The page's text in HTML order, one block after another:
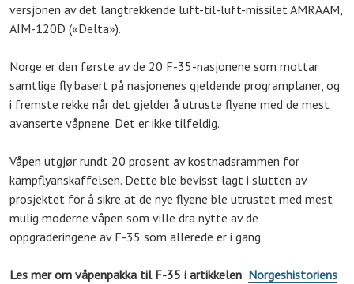
versjonen av det langtrekkende luft-til-luft-missilet AMRAAM,
AIM-120D («Delta»).
Norge er den første av de 20 F-35-nasjonene som mottar
samtlige fly basert på nasjonenes gjeldende programplaner, og
i fremste rekke når det gjelder å utruste flyene med de mest
avanserte våpnene. Det er ikke tilfeldig.
Våpen utgjør rundt 20 prosent av kostnadsrammen for
kampflyanskaffelsen. Dette ble bevisst lagt i slutten av
prosjektet for å sikre at de nye flyene ble utrustet med mest
mulig moderne våpen som ville dra nytte av de
oppgraderingene av F-35 som allerede er i gang.
Les mer om våpenpakka til F-35 i artikkelen Norgeshistoriens